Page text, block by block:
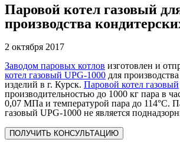
Паровой котел газовый
производства
2 октября 2017
Заводом паровых котлов изготовлен и
котел газовый UPG-1000 для
изделий в г. Курск. Паровой котел газовый
производительностью до 1000 кг пара в
0,07 МПа и температурой пара до 114°С.
газовый UPG-1000 не является
ПОЛУЧИТЬ КОНСУЛЬТАЦИЮ